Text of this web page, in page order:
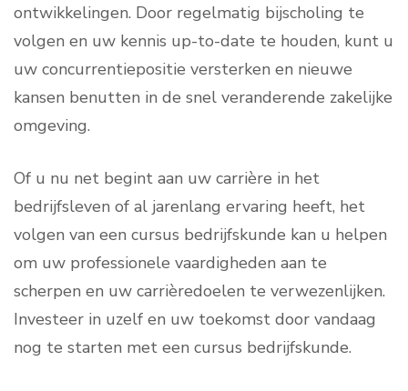
ontwikkelingen. Door regelmatig bijscholing te
volgen en uw kennis up-to-date te houden, kunt u
uw concurrentiepositie versterken en nieuwe
kansen benutten in de snel veranderende zakelijke
omgeving.
Of u nu net begint aan uw carrière in het
bedrijfsleven of al jarenlang ervaring heeft, het
volgen van een cursus bedrijfskunde kan u helpen
om uw professionele vaardigheden aan te
scherpen en uw carrièredoelen te verwezenlijken.
Investeer in uzelf en uw toekomst door vandaag
nog te starten met een cursus bedrijfskunde.